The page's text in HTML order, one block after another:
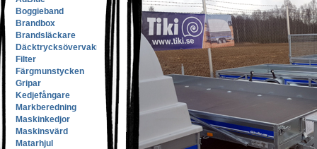
Boggieband
Brandbox
Brandsläckare
Däcktrycksövervakning
Filter
Färgmunstycken
Gripar
Kedjefångare
Markberedning
Maskinkedjor
Maskinsvärd
Matarhjul